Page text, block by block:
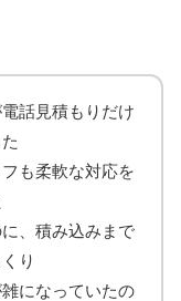
話見積もりだけ
も柔軟な対応を
、積み込みまで
り
になっていたの